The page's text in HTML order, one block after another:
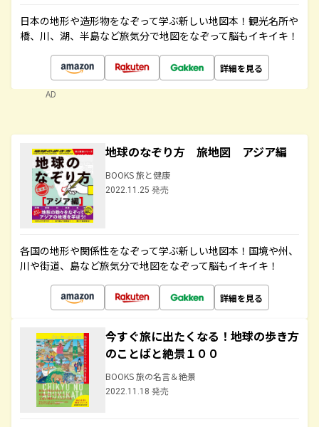
日本の地形や造形物をなぞって学ぶ新しい地図本！観光名所や
橋、川、湖、半島など旅気分で地図をなぞって脳もイキイキ！
詳細を見る
AD
地球のなぞり方 旅地図 アジア編
BOOKS 旅と健康
2022.11.25 発売
各国の地形や関係性をなぞって学ぶ新しい地図本！国境や州、
川や街道、島など旅気分で地図をなぞって脳もイキイキ！
詳細を見る
今すぐ旅に出たくなる！地球の歩き方
のことばと絶景１００
BOOKS 旅の名言＆絶景
2022.11.18 発売